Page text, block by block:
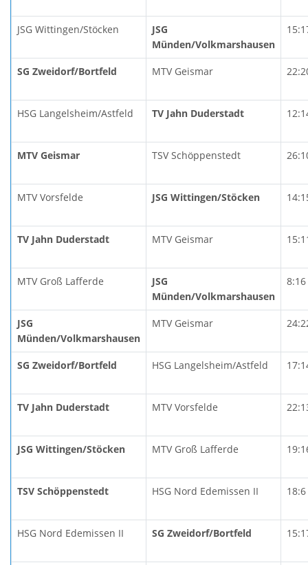
JSG Wittingen/Stöcken
JSG
Münden/Volkmarshausen
SG Zweidorf/Bortfeld MTV Geismar
HSG Langelsheim/Astfeld TV Jahn Duderstadt
MTV Geismar TSV Schöppenstedt
MTV Vorsfelde JSG Wittingen/Stöcken
TV Jahn Duderstadt MTV Geismar
MTV Groß Lafferde
JSG
Münden/Volkmarshausen
8:16
JSG
Münden/Volkmarshausen
MTV Geismar
SG Zweidorf/Bortfeld HSG Langelsheim/Astfeld
TV Jahn Duderstadt MTV Vorsfelde
JSG Wittingen/Stöcken MTV Groß Lafferde
TSV Schöppenstedt HSG Nord Edemissen II 18:6
HSG Nord Edemissen II SG Zweidorf/Bortfeld